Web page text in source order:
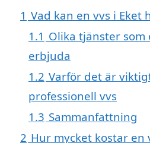
1 Vad kan en vvs i Eket
1.1 Olika tjänster som
erbjuda
1.2 Varför det är
professionell vvs
1.3 Sammanfattning
2 Hur mycket kostar en